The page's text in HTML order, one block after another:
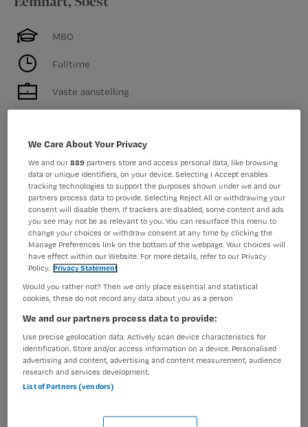
MBO
Fulltime
Vaste aanstelling
kunnen zijn in de gehandicaptenzorg? Hoe ziet jouw
nieuwe werkplek eruit? Op het groene en parkachtige
Vosseveld in Soest bevinden zich drie woningen voor
kinderen en...
Bekijk vacature Bewaren Eergisteren
Verpleegkundig begeleider
Eemhart,Baarn
We Care About Your Privacy
We and our889 partners store and access personal data, like browsing
data or unique identifiers, on your device. Selecting I Accept enables
tracking technologies to support the purposes shown under we and our
partners process data to provide. Selecting Reject All or withdrawing your
consent will disable them. If trackers are disabled, some content and ads
you see may not be as relevant to you. You can resurface this menu to
change your choices or withdraw consent at any time by clicking the
Manage Preferences link on the bottom of the webpage. Your choices will
have effect within our Website. For more details, refer to our Privacy
Policy. Privacy Statement
Would you rather not? Then we only place essential and statistical
cookies, these do not record any data about you as a person
We and our partners process data to provide:
Use precise geolocation data. Actively scan device characteristics for
identification. Store and/or access information on a device. Personalised
advertising and content, advertising and content measurement, audience
research and services development.
List of Partners (vendors)